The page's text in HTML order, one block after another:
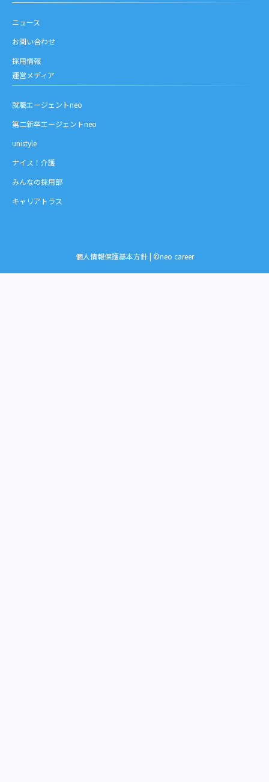
ニュース
お問い合わせ
採用情報
運営メディア
就職エージェントneo
第二新卒エージェントneo
unistyle
ナイス！介護
みんなの採用部
キャリアトラス
個人情報保護基本方針| ©neo career